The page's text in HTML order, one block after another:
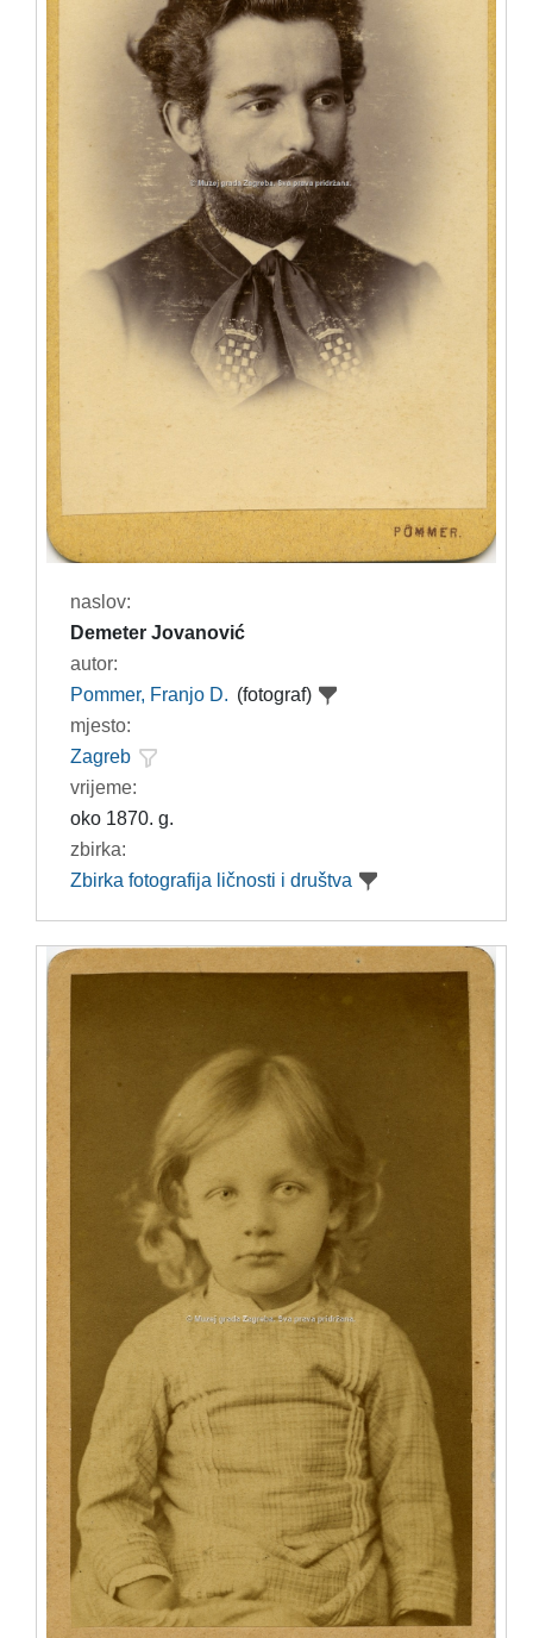
naslov:
Demeter Jovanović
autor:
Pommer, Franjo D. (fotograf)
mjesto:
Zagreb
vrijeme:
oko 1870. g.
zbirka:
Zbirka fotografija ličnosti i društva